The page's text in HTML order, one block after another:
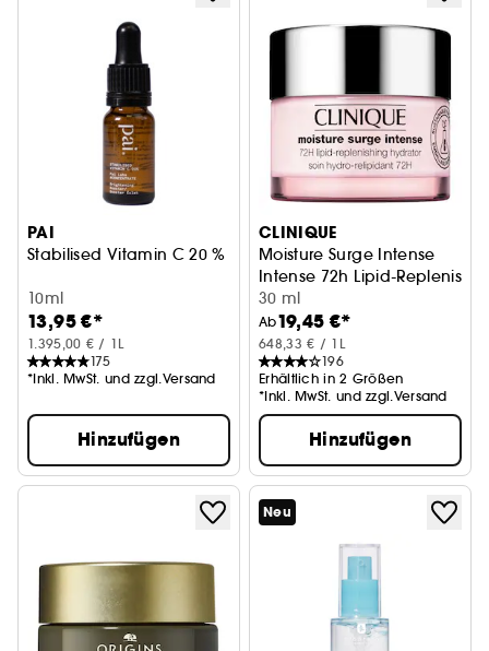
PAI
Stabilised Vitamin C 20 %
10ml
13,95 €*
1.395,00 € / 1L
175
*Inkl. MwSt. und zzgl.Versand
Hinzufügen
CLINIQUE
Moisture Surge Intense
Intense 72h Lipid-
30 ml
Ab19,45 €*
648,33 € / 1L
196
Erhältlich in 2 Größen
*Inkl. MwSt. und zzgl.Versand
Hinzufügen
Neu